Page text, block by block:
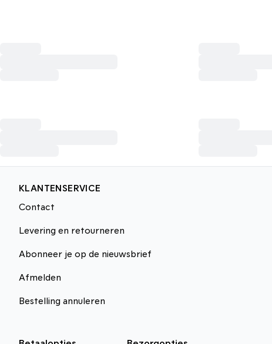
KLANTENSERVICE
Contact
Levering en retourneren
Abonneer je op de nieuwsbrief
Afmelden
Bestelling annuleren